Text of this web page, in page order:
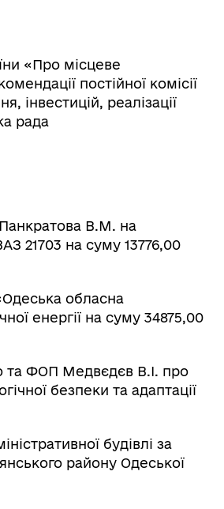
Електронна черга в ТЦК
«Про місцеве
постійної комісії
інвестицій, реалізації
рада
В.М. на
21703 на суму 13776,00
обласна
енергії на суму 34875,00
та ФОП Медвєдєв В.І. про
безпеки та адаптації
будівлі за
району Одеської